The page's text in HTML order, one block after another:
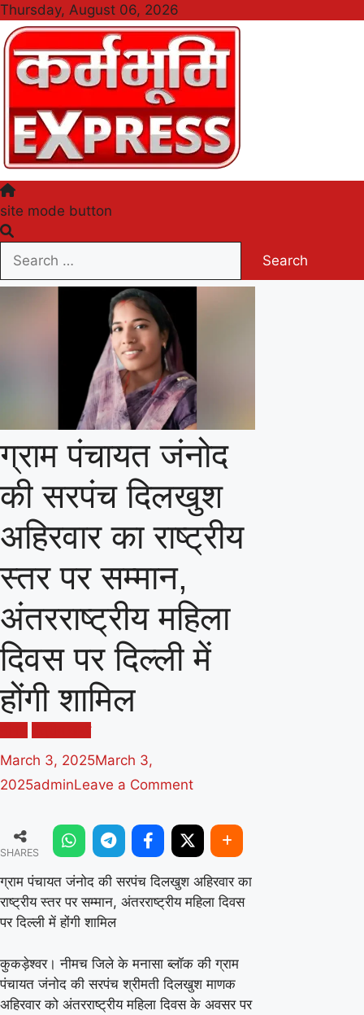
Skip
to
content
Thursday, August 06, 2026
Karmabhumi Express
site mode button
Search
for:
ग्राम पंचायत जंनोद
की सरपंच दिलखुश
अहिरवार का राष्ट्रीय
स्तर पर सम्मान,
अंतरराष्ट्रीय महिला
दिवस पर दिल्ली में
होंगी शामिल
March 3, 2025March 3,
2025adminLeave a Commenton
पंचायत
जंनोद
की
सरपंच
अहिरवार
का
राष्ट्रीय
SHARES
ग्राम पंचायत जंनोद की सरपंच दिलखुश अहिरवार का
राष्ट्रीय स्तर पर सम्मान, अंतरराष्ट्रीय महिला दिवस
पर दिल्ली में होंगी शामिल
कुकड़ेश्वर। नीमच जिले के मनासा ब्लॉक की ग्राम
पंचायत जंनोद की सरपंच श्रीमती दिलखुश माणक
अहिरवार को अंतरराष्ट्रीय महिला दिवस के अवसर पर